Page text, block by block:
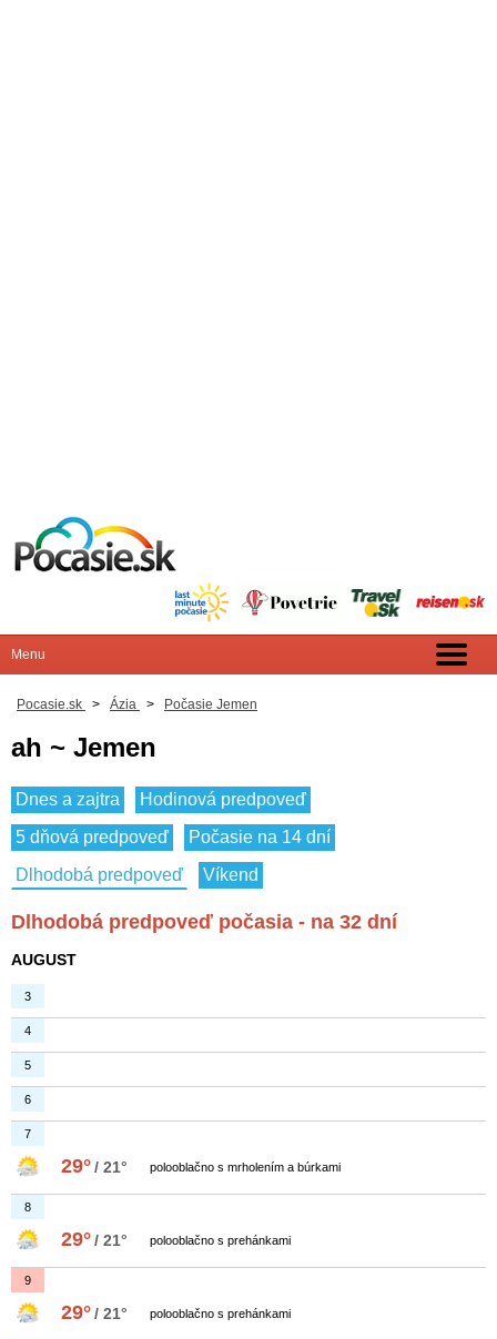
Pocasie.sk > Ázia > Počasie Jemen
ah ~ Jemen
Dnes a zajtra
Hodinová predpoveď
5 dňová predpoveď
Počasie na 14 dní
Dlhodobá predpoveď
Víkend
Dlhodobá predpoveď počasia - na 32 dní
AUGUST
3
4
5
6
7
29°/ 21° polooblačno s mrholením a búrkami
8
29°/ 21° polooblačno s prehánkami
9
29°/ 21° polooblačno s prehánkami